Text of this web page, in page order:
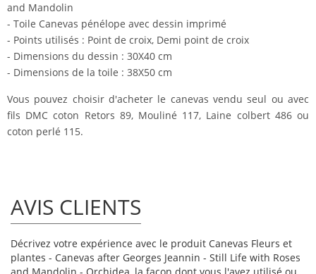
and Mandolin
- Toile Canevas pénélope avec dessin imprimé
- Points utilisés : Point de croix, Demi point de croix
- Dimensions du dessin : 30X40 cm
- Dimensions de la toile : 38X50 cm
Vous pouvez choisir d'acheter le canevas vendu seul ou avec
fils DMC coton Retors 89, Mouliné 117, Laine colbert 486 ou
coton perlé 115.
AVIS CLIENTS
Décrivez votre expérience avec le produit Canevas Fleurs et
plantes - Canevas after Georges Jeannin - Still Life with Roses